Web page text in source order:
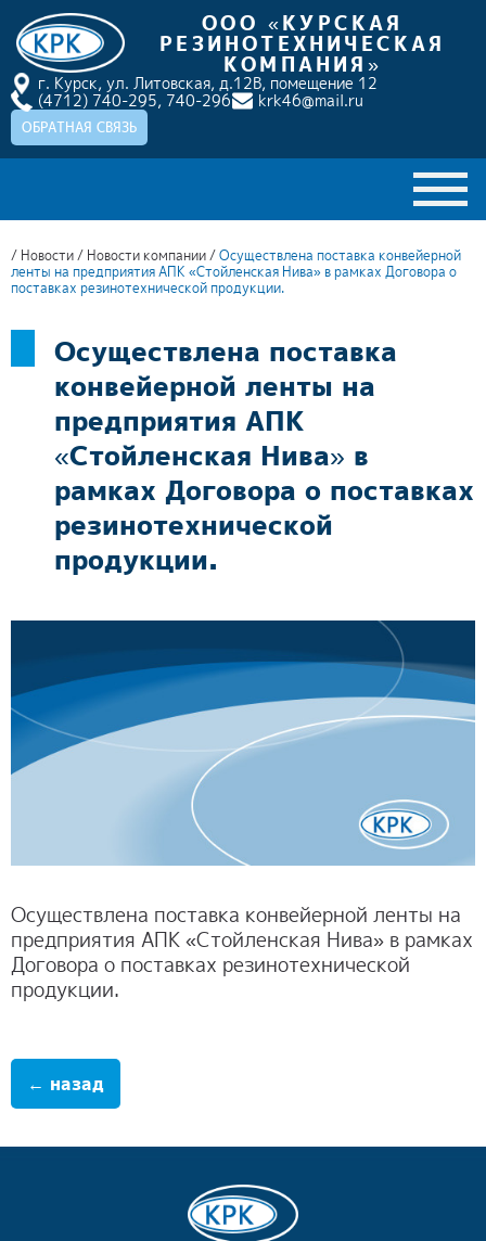
ООО «КУРСКАЯ
РЕЗИНОТЕХНИЧЕСКАЯ
КОМПАНИЯ»
г. Курск, ул. Литовская, д.12В, помещение 12
(4712) 740-295, 740-296 krk46@mail.ru
ОБРАТНАЯ СВЯЗЬ
О КОМПАНИИ
НАШИ ПРОЕКТЫ
ДОСТАВКА И ОПЛАТА
НОВОСТИ
ОТЗЫВЫ
КОНТАКТЫ
/ Новости/ Новости компании/Осуществлена поставка конвейерной
ленты на предприятия АПК «Стойленская Нива» в рамках Договора о
поставках резинотехнической продукции.
Осуществлена поставка
конвейерной ленты на
предприятия АПК
«Стойленская Нива» в
рамках Договора о поставках
резинотехнической
продукции.
Осуществлена поставка конвейерной ленты на
предприятия АПК «Стойленская Нива» в рамках
Договора о поставках резинотехнической
продукции.
← назад